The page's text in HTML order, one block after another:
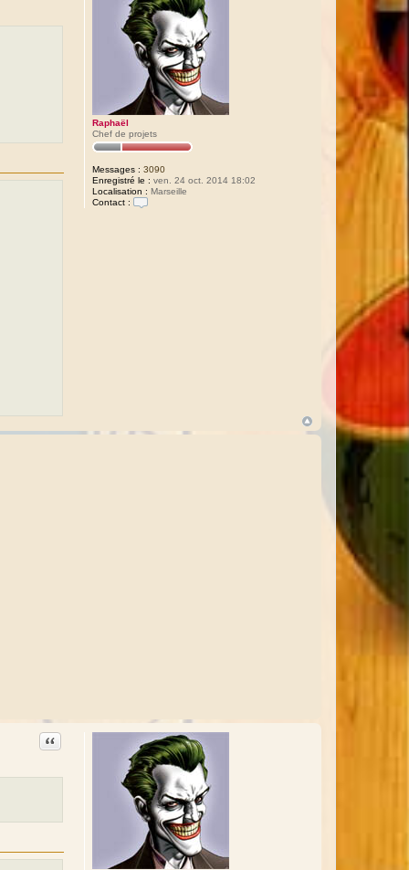
Raphaël
Chef de projets
Messages : 3090
Enregistré le : ven. 24 oct. 2014 18:02
Localisation : Marseille
Contact :
Citation